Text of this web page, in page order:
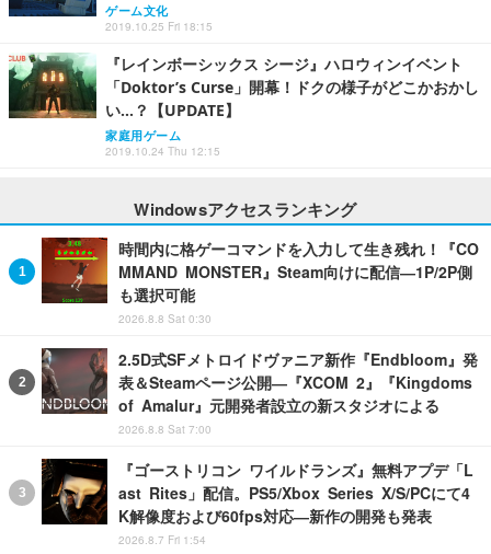
ゲーム文化
2019.10.25 Fri 18:15
『レインボーシックス シージ』ハロウィンイベント
「Doktor’s Curse」開幕！ドクの様子がどこかおかし
い…？【UPDATE】
家庭用ゲーム
2019.10.24 Thu 12:15
Windowsアクセスランキング
時間内に格ゲーコマンドを入力して生き残れ！『CO
MMAND MONSTER』Steam向けに配信―1P/2P側
も選択可能
2026.8.8 Sat 0:30
2.5D式SFメトロイドヴァニア新作『Endbloom』発
表＆Steamページ公開―『XCOM 2』『Kingdoms
of Amalur』元開発者設立の新スタジオによる
2026.8.8 Sat 7:00
『ゴーストリコン ワイルドランズ』無料アプデ「L
ast Rites」配信。PS5/Xbox Series X/S/PCにて4
K解像度および60fps対応―新作の開発も発表
2026.8.7 Fri 1:54